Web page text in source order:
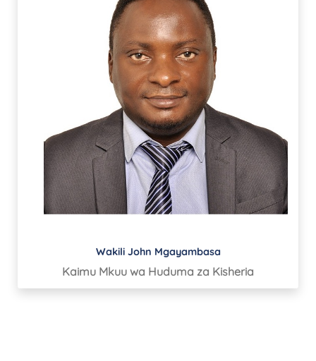
Wakili John Mgayambasa
Kaimu Mkuu wa Huduma za Kisheria